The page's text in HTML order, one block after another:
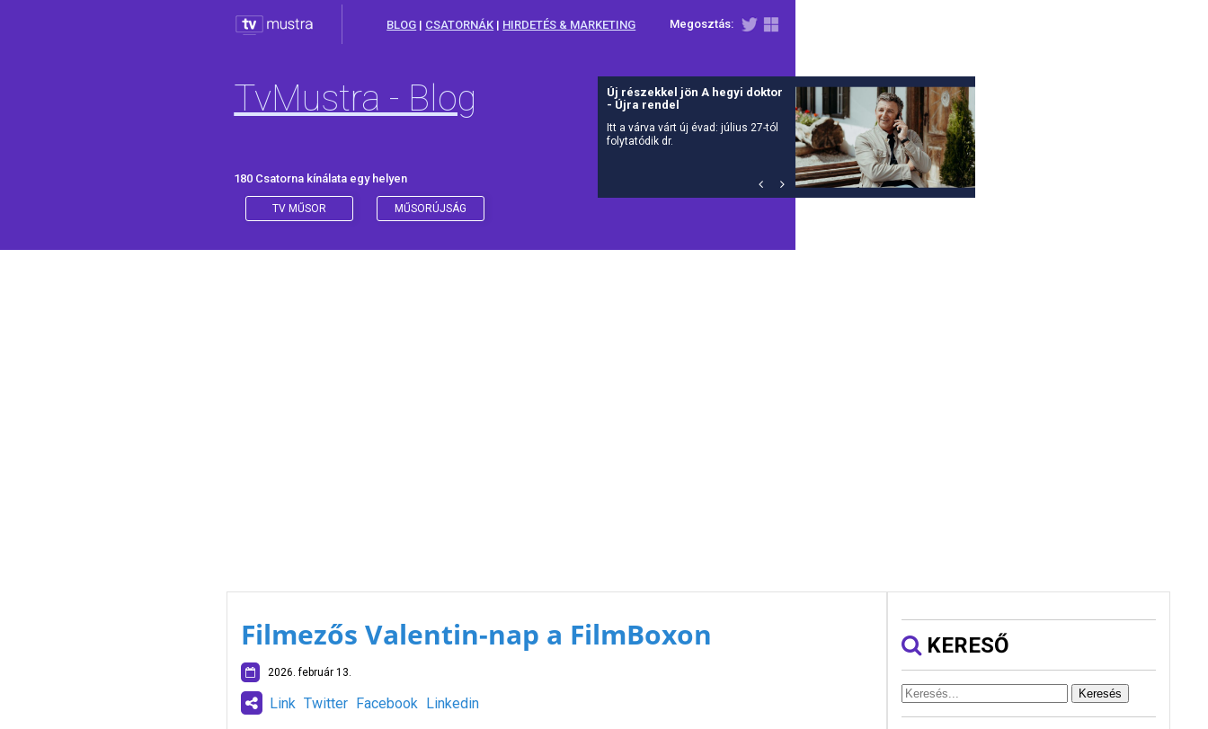
Megosztás:
BLOG | CSATORNÁK | HIRDETÉS & MARKETING
TvMustra - Blog
180 Csatorna kínálata egy helyen
TV MŰSOR MŰSORÚJSÁG
Új részekkel jön A hegyi doktor
- Újra rendel
Itt a várva várt új évad: július 27-tól
folytatódik dr.
Filmezős Valentin-nap a FilmBoxon
2026. február 13.
Link Twitter Facebook Linkedin
KERESŐ
Keresés